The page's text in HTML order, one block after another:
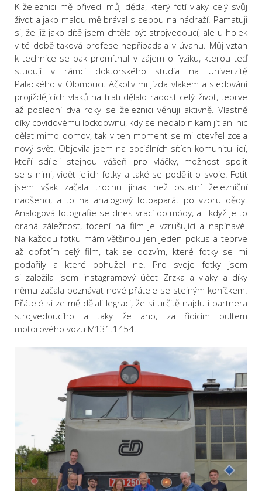
K železnici mě přivedl můj děda, který fotí vlaky celý svůj
život a jako malou mě brával s sebou na nádraží. Pamatuji
si, že již jako dítě jsem chtěla být strojvedoucí, ale u holek
v té době taková profese nepřipadala v úvahu. Můj vztah
k technice se pak promítnul v zájem o fyziku, kterou teď
studuji v rámci doktorského studia na Univerzitě
Palackého v Olomouci. Ačkoliv mi jízda vlakem a sledování
projíždějících vlaků na trati dělalo radost celý život, teprve
až poslední dva roky se železnici věnuji aktivně. Vlastně
díky covidovému lockdownu, kdy se nedalo nikam jít ani nic
dělat mimo domov, tak v ten moment se mi otevřel zcela
nový svět. Objevila jsem na sociálních sítích komunitu lidí,
kteří sdíleli stejnou vášeň pro vláčky, možnost spojit
se s nimi, vidět jejich fotky a také se podělit o svoje. Fotit
jsem však začala trochu jinak než ostatní železniční
nadšenci, a to na analogový fotoaparát po vzoru dědy.
Analogová fotografie se dnes vrací do módy, a i když je to
drahá záležitost, focení na film je vzrušující a napínavé.
Na každou fotku mám většinou jen jeden pokus a teprve
až dofotím celý film, tak se dozvím, které fotky se mi
podařily a které bohužel ne. Pro svoje fotky jsem
si založila jsem instagramový účet Zrzka a vlaky a díky
němu začala poznávat nové přátele se stejným koníčkem.
Přátelé si ze mě dělali legraci, že si určitě najdu i partnera
strojvedoucího a taky že ano, za řídícím pultem
motorového vozu M131.1454.